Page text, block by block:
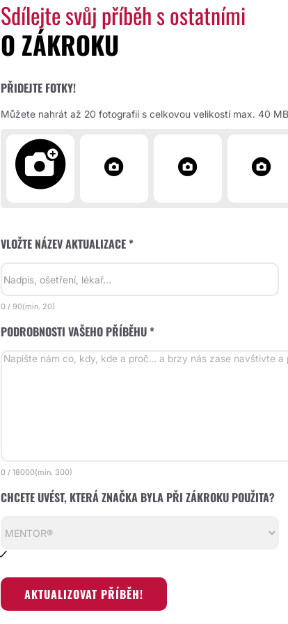
Sdílejte svůj příběh s ostatními
O ZÁKROKU
PŘIDEJTE FOTKY!
Můžete nahrát až 20 fotografií s celkovou velikostí max. 40
VLOŽTE NÁZEV AKTUALIZACE *
0 / 90(min. 20)
PODROBNOSTI VAŠEHO PŘÍBĚHU *
0 / 18000(min. 300)
CHCETE UVÉST, KTERÁ ZNAČKA BYLA PŘI ZÁKROKU POUŽITA?
AKTUALIZOVAT PŘÍBĚH!